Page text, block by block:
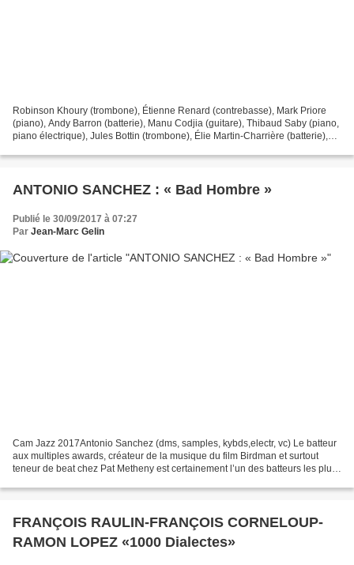
Robinson Khoury (trombone), Étienne Renard (contrebasse), Mark Priore
(piano), Andy Barron (batterie), Manu Codjia (guitare), Thibaud Saby (piano,
piano électrique), Jules Bottin (trombone), Élie Martin-Charrière (batterie),
ANTONIO SANCHEZ : « Bad Hombre »
Publié le 30/09/2017 à 07:27
Par Jean-Marc Gelin
Cam Jazz 2017Antonio Sanchez (dms, samples, kybds,electr, vc) Le batteur
aux multiples awards, créateur de la musique du film Birdman et surtout
teneur de beat chez Pat Metheny est certainement l’un des batteurs les plus
FRANÇOIS RAULIN-FRANÇOIS CORNELOUP-
RAMON LOPEZ «1000 Dialectes»